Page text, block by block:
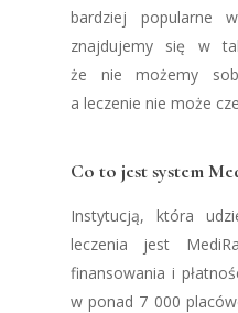
bardziej popularne
znajdujemy się w
że nie możemy
a leczenie nie może
Co to jest system
Instytucją, która
leczenia jest
finansowania i
w ponad 7 000